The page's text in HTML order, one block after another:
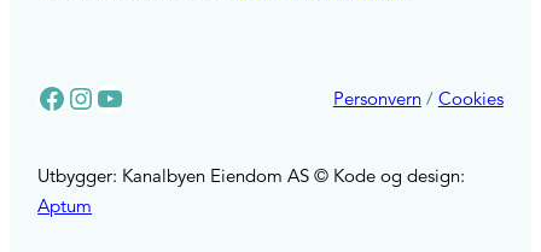
Facebook
Instagram
YouTube Personvern/ Cookies
Utbygger: Kanalbyen Eiendom AS © Kode og design:
Aptum